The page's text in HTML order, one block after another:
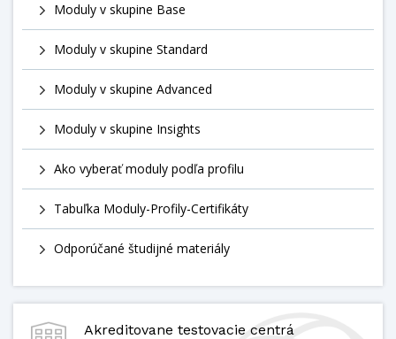
Moduly v skupine Base
Moduly v skupine Standard
Moduly v skupine Advanced
Moduly v skupine Insights
Ako vyberať moduly podľa profilu
Tabuľka Moduly-Profily-Certifikáty
Odporúčané študijné materiály
Akreditovane testovacie centrá